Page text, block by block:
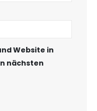
Website in
nächsten